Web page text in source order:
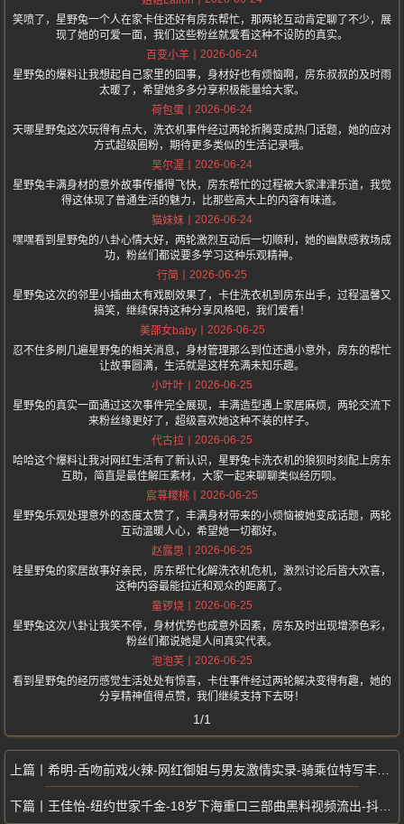
笑喷了，星野兔一个人在家卡住还好有房东帮忙，那两轮互动肯定聊了不少，展
现了她的可爱一面，我们这些粉丝就爱看这种不设防的真实。
百变小羊
2026-06-24
星野兔的爆料让我想起自己家里的囧事，身材好也有烦恼啊，房东叔叔的及时雨
太暖了，希望她多多分享积极能量给大家。
荷包蛋
2026-06-24
天哪星野兔这次玩得有点大，洗衣机事件经过两轮折腾变成热门话题，她的应对
方式超级圈粉，期待更多类似的生活记录哦。
吴尔渥
2026-06-24
星野兔丰满身材的意外故事传播得飞快，房东帮忙的过程被大家津津乐道，我觉
得这体现了普通生活的魅力，比那些高大上的内容有味道。
猫妹妹
2026-06-24
嘿嘿看到星野兔的八卦心情大好，两轮激烈互动后一切顺利，她的幽默感救场成
功，粉丝们都说要多学习这种乐观精神。
行简
2026-06-25
星野兔这次的邻里小插曲太有戏剧效果了，卡住洗衣机到房东出手，过程温馨又
搞笑，继续保持这种分享风格吧，我们爱看！
美邵女baby
2026-06-25
忍不住多刷几遍星野兔的相关消息，身材管理那么到位还遇小意外，房东的帮忙
让故事圆满，生活就是这样充满未知乐趣。
小叶叶
2026-06-25
星野兔的真实一面通过这次事件完全展现，丰满造型遇上家居麻烦，两轮交流下
来粉丝缘更好了，超级喜欢她这种不装的样子。
代古拉
2026-06-25
哈哈这个爆料让我对网红生活有了新认识，星野兔卡洗衣机的狼狈时刻配上房东
互助，简直是最佳解压素材，大家一起来聊聊类似经历呗。
宸荨糭桃
2026-06-25
星野兔乐观处理意外的态度太赞了，丰满身材带来的小烦恼被她变成话题，两轮
互动温暖人心，希望她一切都好。
赵露思
2026-06-25
哇星野兔的家居故事好亲民，房东帮忙化解洗衣机危机，激烈讨论后皆大欢喜，
这种内容最能拉近和观众的距离了。
童锣烧
2026-06-25
星野兔这次八卦让我笑不停，身材优势也成意外因素，房东及时出现增添色彩，
粉丝们都说她是人间真实代表。
泡泡芙
2026-06-25
看到星野兔的经历感觉生活处处有惊喜，卡住事件经过两轮解决变得有趣，她的
分享精神值得点赞，我们继续支持下去呀！
1/1
希明-舌吻前戏火辣-网红御姐与男友激情实录-骑乘位特写丰满曲线缠绵不止
王佳怡-纽约世家千金-18岁下海重口三部曲黑料视频流出-抖音回归翻车